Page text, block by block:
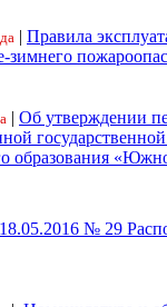
| Правила
зимнего
| Об утверждении
образования
18.05.2016 № 29